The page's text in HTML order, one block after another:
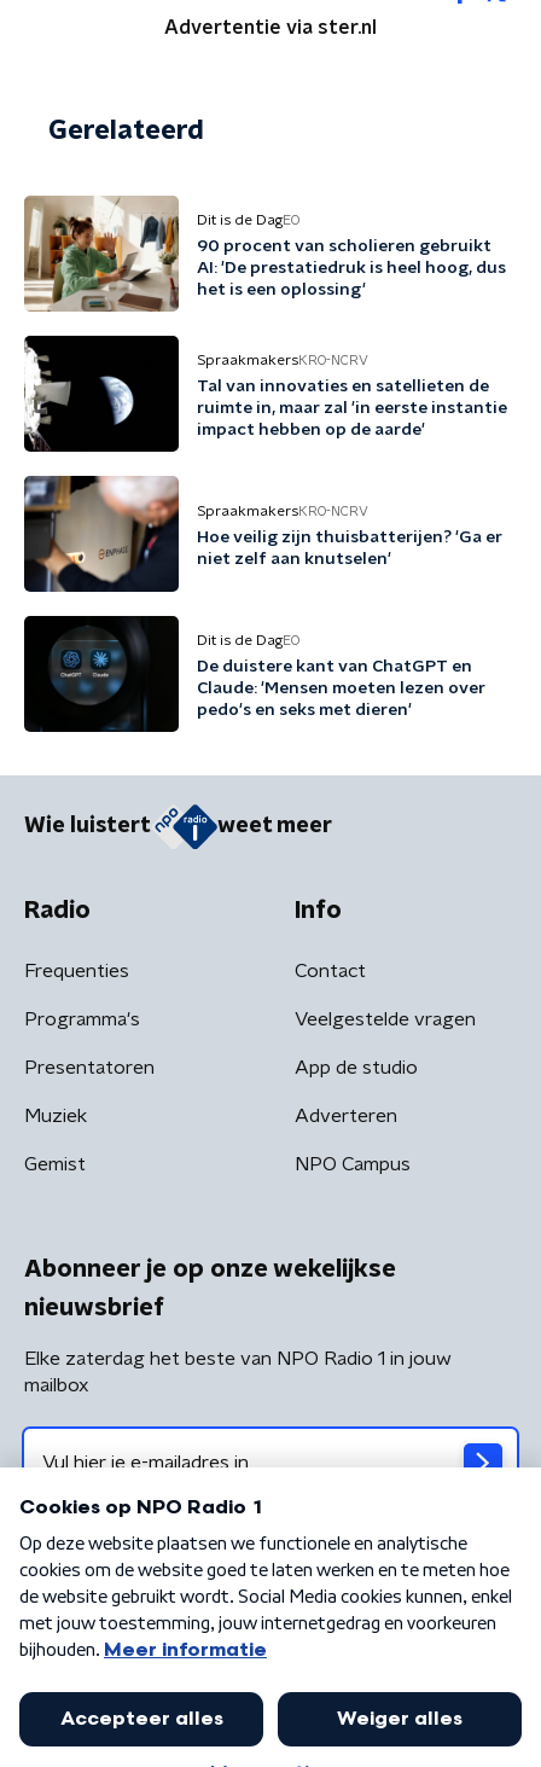
Advertentie via ster.nl
Gerelateerd
Dit is de DagEO
90 procent van scholieren gebruikt
AI: 'De prestatiedruk is heel hoog, dus
het is een oplossing'
SpraakmakersKRO-NCRV
Tal van innovaties en satellieten de
ruimte in, maar zal 'in eerste instantie
impact hebben op de aarde'
SpraakmakersKRO-NCRV
Hoe veilig zijn thuisbatterijen? 'Ga er
niet zelf aan knutselen'
Dit is de DagEO
De duistere kant van ChatGPT en
Claude: 'Mensen moeten lezen over
pedo's en seks met dieren'
Wie luistert weet meer
Radio
Frequenties
Programma's
Presentatoren
Muziek
Gemist
Info
Contact
Veelgestelde vragen
App de studio
Adverteren
NPO Campus
Abonneer je op onze wekelijkse
nieuwsbrief
Elke zaterdag het beste van NPO Radio 1 in jouw
mailbox
Algemene voorwaarden